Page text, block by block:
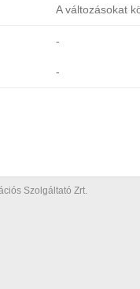
A változásokat
-
-
Szolgáltató Zrt.